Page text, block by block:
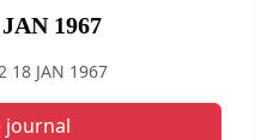
1967
18 JAN 1967
journal